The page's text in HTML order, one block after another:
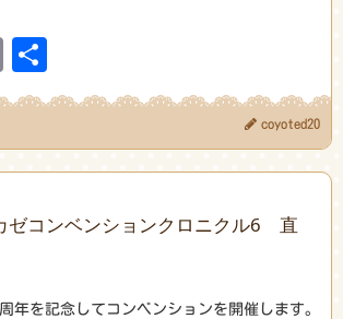
Email
有
coyoted20
ゼコンベンションクロニクル6 直
年を記念してコンベンションを開催します。